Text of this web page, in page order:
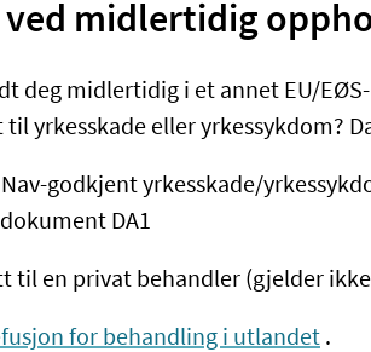
ved midlertidig
deg midlertidig i et annet EU/
yrkesskade eller yrkessykdom?
godkjent yrkesskade/
DA1
til en privat behandler (gjelder
for behandling i utlandet .